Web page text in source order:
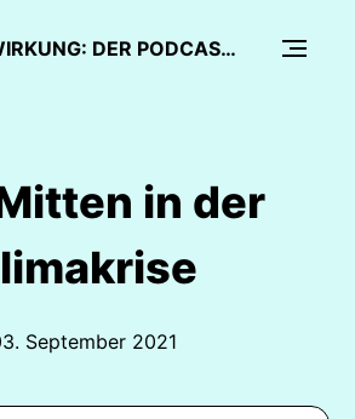
FOLGEWIRKUNG: DER PODCAST DES KLIMA- UND ENERGIEFONDS
in der
September 2021